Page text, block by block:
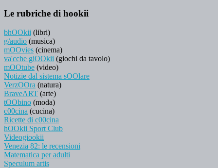
Le rubriche di hookii
bhOOkii (libri)
g/audio (musica)
mOOvies (cinema)
va'cche giOOkii (giochi da tavolo)
mOOtube (video)
Notizie dal sistema sOOlare
VerzOOra (natura)
BraveART (arte)
tOObino (moda)
c00cina (cucina)
Ricette di c00cina
hOOkii Sport Club
Videogiookii
Venezia 82: le recensioni
Matematica per adulti
Speculum artis